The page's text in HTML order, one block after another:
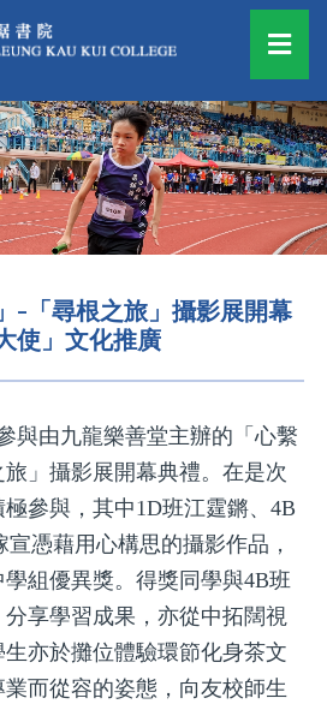
-「尋根之旅」攝影展開幕
使」文化推廣
與由九龍樂善堂主辦的「心繫
」攝影展開幕典禮。在是次
參與，其中1D班江霆鏘、4B
憑藉用心構思的攝影作品，
組優異獎。得獎同學與4B班
享學習成果，亦從中拓闊視
亦於攤位體驗環節化身茶文
而從容的姿態，向友校師生